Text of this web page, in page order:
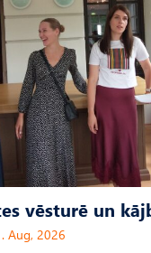
vēsturē un
Aug, 2026